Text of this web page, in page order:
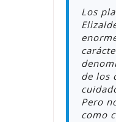
Los
de los
Pero
como